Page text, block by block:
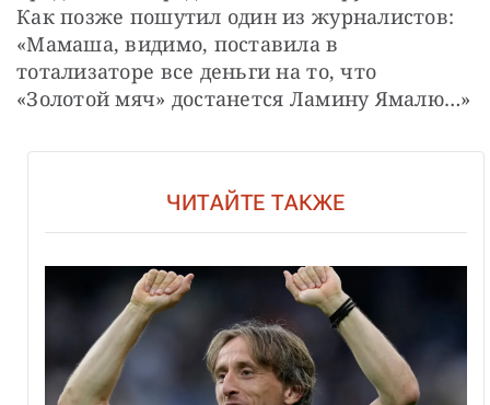
Как позже пошутил один из журналистов:
«Мамаша, видимо, поставила в
тотализаторе все деньги на то, что
«Золотой мяч» достанется Ламину Ямалю…»
ЧИТАЙТЕ ТАКЖЕ